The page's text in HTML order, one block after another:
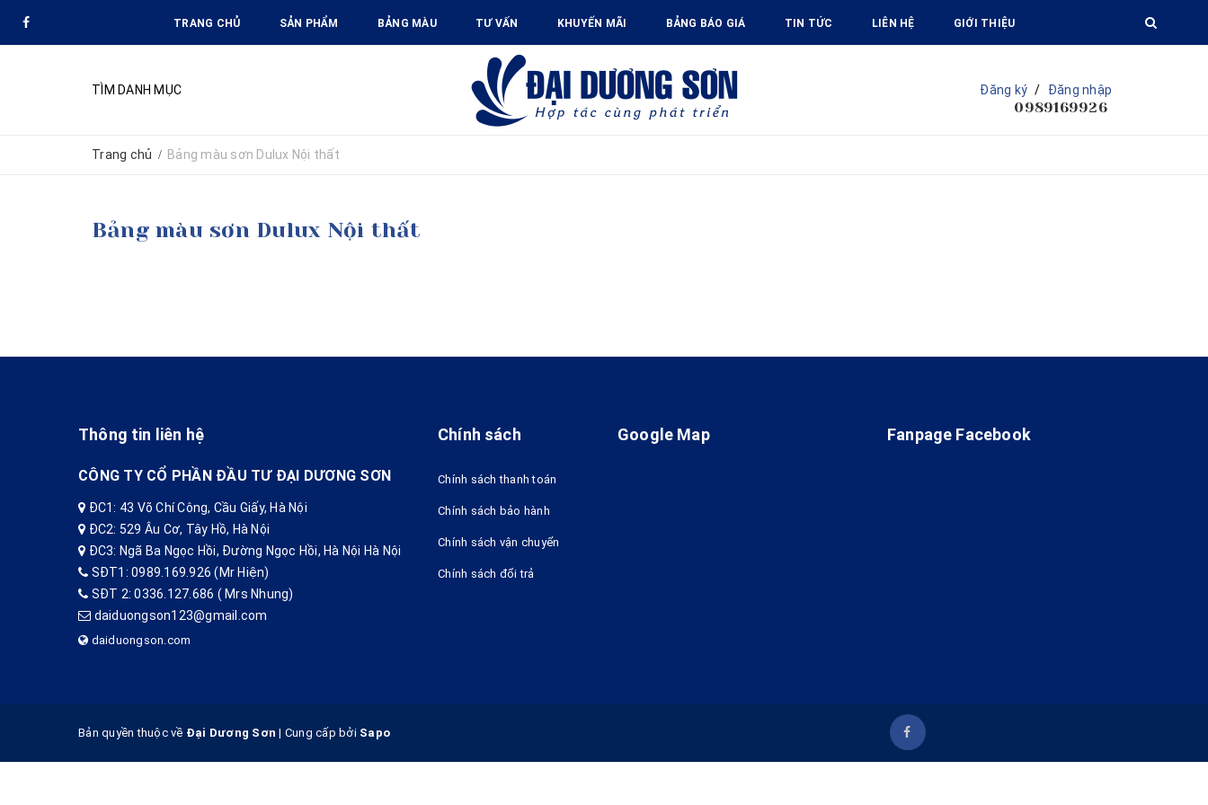
TRANG CHỦ SẢN PHẨM BẢNG MÀU TƯ VẤN KHUYẾN MÃI BẢNG BÁO GIÁ TIN TỨC LIÊN HỆ GIỚI THIỆU
TÌM DANH MỤC Đăng ký / Đăng nhập
0989169926
Trang chủ / Bảng màu sơn Dulux Nội thất
Bảng màu sơn Dulux Nội thất
Thông tin liên hệ
CÔNG TY CỔ PHẦN ĐẦU TƯ ĐẠI DƯƠNG SƠN
ĐC1: 43 Võ Chí Công, Cầu Giấy, Hà Nội
ĐC2: 529 Âu Cơ, Tây Hồ, Hà Nội
ĐC3: Ngã Ba Ngọc Hồi, Đường Ngọc Hồi, Hà Nội Hà Nội
SĐT1: 0989.169.926 (Mr Hiện)
SĐT 2: 0336.127.686 ( Mrs Nhung)
daiduongson123@gmail.com
daiduongson.com
Chính sách
Chính sách thanh toán
Chính sách bảo hành
Chính sách vận chuyển
Chính sách đổi trả
Google Map Fanpage Facebook
Bản quyền thuộc về Đại Dương Sơn | Cung cấp bởi Sapo